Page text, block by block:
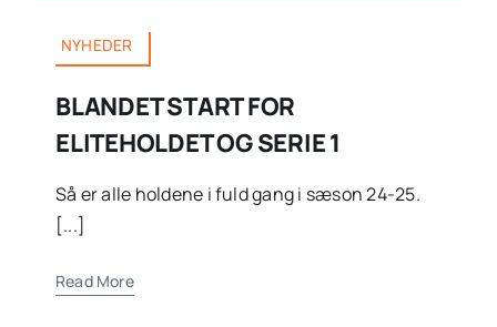
NYHEDER
BLANDET START FOR
ELITEHOLDET OG SERIE 1
Så er alle holdene i fuld gang i sæson 24-25.
[...]
Read More